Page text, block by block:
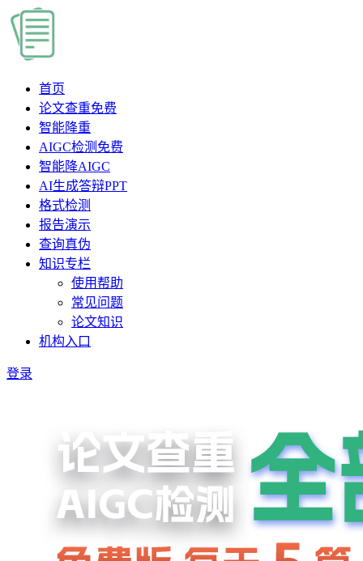
首页
论文查重免费
智能降重
AIGC检测 免费
智能降AIGC
AI生成答辩PPT
格式检测
报告演示
查询真伪
知识专栏
使用帮助
常见问题
论文知识
机构入口
登录